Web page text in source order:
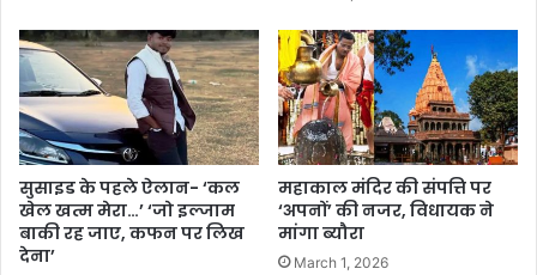
सुसाइड के पहले ऐलान- ‘कल
खेल खत्म मेरा…’ ‘जो इल्जाम
बाकी रह जाए, कफन पर लिख
देना’
महाकाल मंदिर की संपत्ति पर
‘अपनों’ की नजर, विधायक ने
मांगा ब्यौरा
March 1, 2026